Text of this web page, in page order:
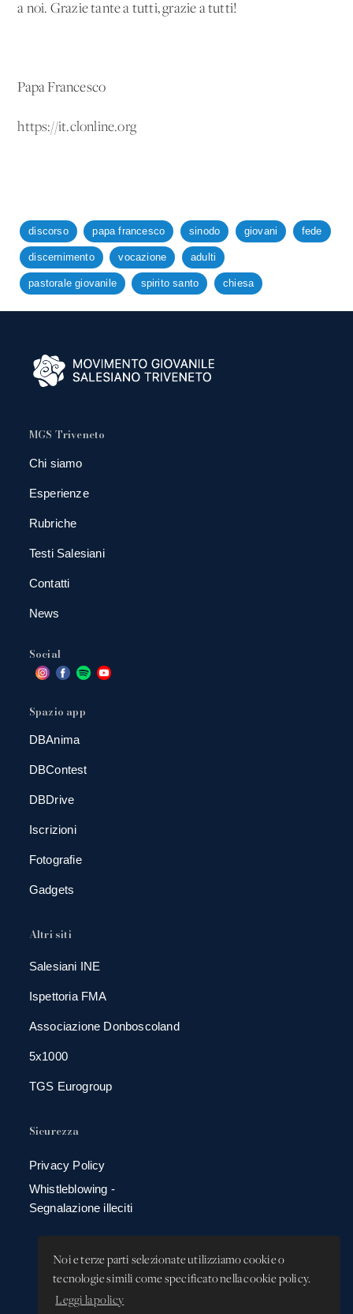
Noi e terze parti selezionate utilizziamo cookie o
tecnologie simili come specificato nella cookie policy.
Leggi la policy
a noi. Grazie tante a tutti, grazie a tutti!
Papa Francesco
https://it.clonline.org
discorso papa francesco sinodo giovani fede
discernimento vocazione adulti
pastorale giovanile spirito santo chiesa
MGS Triveneto
Chi siamo
Esperienze
Rubriche
Testi Salesiani
Contatti
News
Social
Spazio app
DBAnima
DBContest
DBDrive
Iscrizioni
Fotografie
Gadgets
Altri siti
Salesiani INE
Ispettoria FMA
Associazione Donboscoland
5x1000
TGS Eurogroup
Sicurezza
Privacy Policy
Whistleblowing -
Segnalazione illeciti